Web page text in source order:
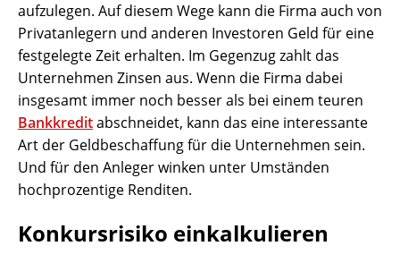
aufzulegen. Auf diesem Wege kann die Firma auch von
Privatanlegern und anderen Investoren Geld für eine
festgelegte Zeit erhalten. Im Gegenzug zahlt das
Unternehmen Zinsen aus. Wenn die Firma dabei
insgesamt immer noch besser als bei einem teuren
Bankkreditabschneidet, kann das eine interessante
Art der Geldbeschaffung für die Unternehmen sein.
Und für den Anleger winken unter Umständen
hochprozentige Renditen.
Konkursrisiko einkalkulieren